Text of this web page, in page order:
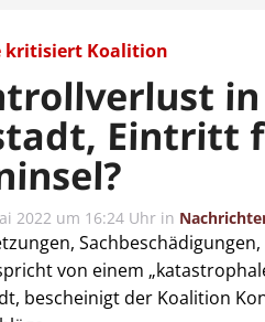
kritisiert Koalition
Eintritt
2022 um 16:24 Uhr in
von einem
bescheinigt der Koalition